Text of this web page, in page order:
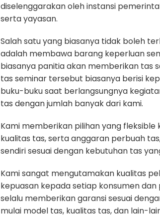
diselenggarakan oleh instansi
serta yayasan.
Salah satu yang biasanya tidak boleh
adalah membawa barang keperluan
biasanya panitia akan memberikan tas
tas seminar tersebut biasanya berisi
buku-buku saat berlangsungnya
tas dengan jumlah banyak dari kami.
Kami memberikan pilihan yang
kualitas tas, serta anggaran perbuah
sendiri sesuai dengan kebutuhan tas
Kami sangat mengutamakan kualitas
kepuasan kepada setiap konsumen
selalu memberikan garansi sesuai
mulai model tas, kualitas tas, dan lain-